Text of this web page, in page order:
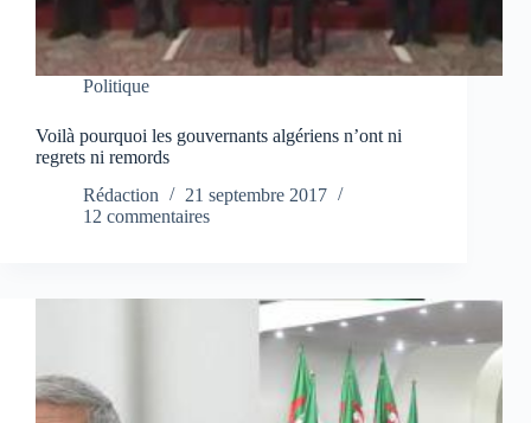
Politique
Voilà pourquoi les gouvernants algériens n’ont ni
regrets ni remords
Rédaction
21 septembre 2017
12 commentaires